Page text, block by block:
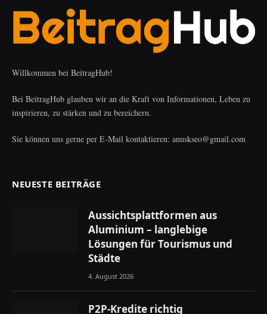
Willkommen bei BeitragHub!
Bei BeitragHub glauben wir an die Kraft von Informationen, Leben zu
inspirieren, zu stärken und zu bereichern.
Sie können uns gerne per E-Mail kontaktieren: anuskseo@gmail.com
NEUESTE BEITRÄGE
Aussichtsplattformen aus
Aluminium – langlebige
Lösungen für Tourismus und
Städte
4. August 2026
P2P-Kredite richtig